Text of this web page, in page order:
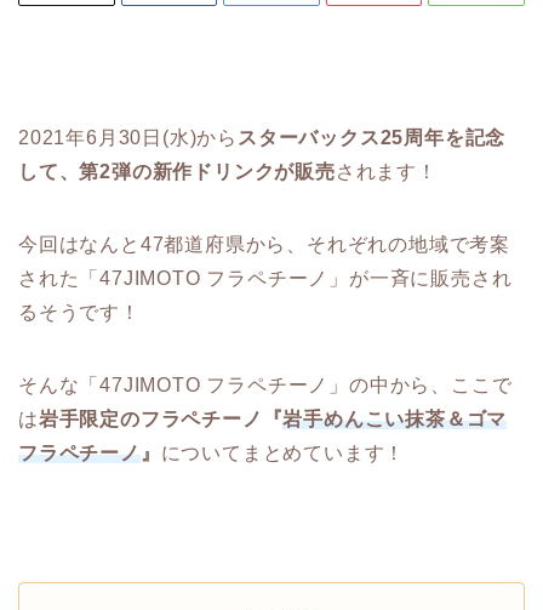
2021年6月30日(水)から スターバックス25周年を記念
して、第2弾の新作ドリンクが販売されます！
今回はなんと47都道府県から、それぞれの地域で考案
された「47JIMOTO フラペチーノ」が一斉に販売され
るそうです！
そんな「47JIMOTO フラペチーノ」の中から、ここで
は岩手限定のフラペチーノ『岩手めんこい抹茶＆ゴマ
フラペチーノ』 についてまとめています！